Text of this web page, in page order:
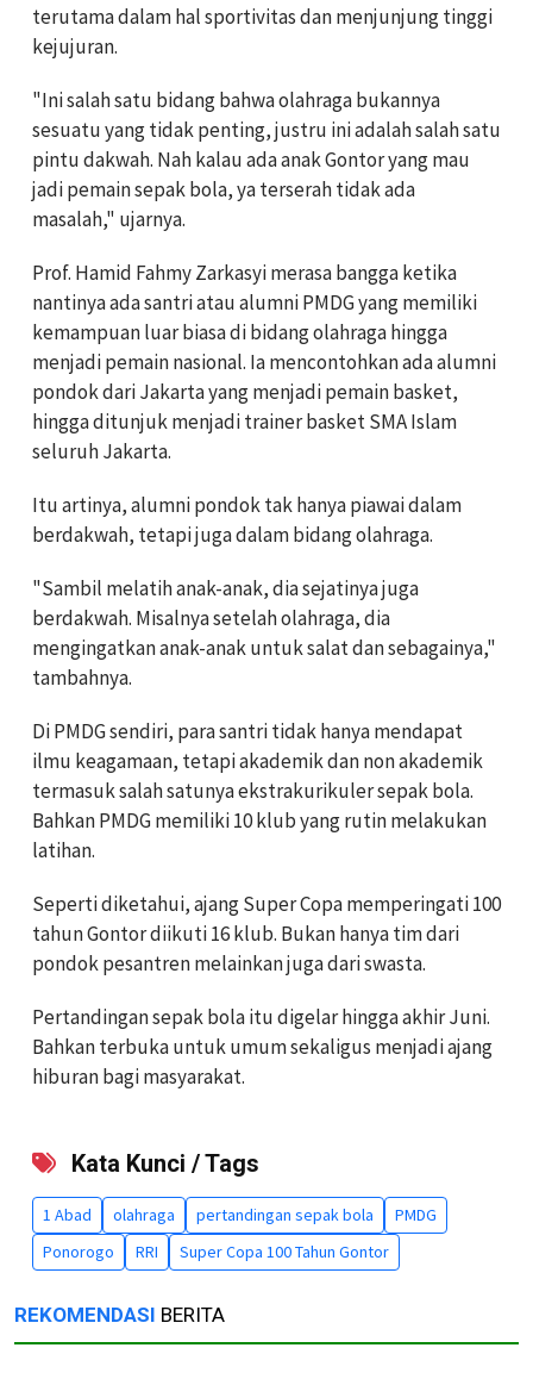
terutama dalam hal sportivitas dan menjunjung tinggi
kejujuran.
"Ini salah satu bidang bahwa olahraga bukannya
sesuatu yang tidak penting, justru ini adalah salah satu
pintu dakwah. Nah kalau ada anak Gontor yang mau
jadi pemain sepak bola, ya terserah tidak ada
masalah," ujarnya.
Prof. Hamid Fahmy Zarkasyi merasa bangga ketika
nantinya ada santri atau alumni PMDG yang memiliki
kemampuan luar biasa di bidang olahraga hingga
menjadi pemain nasional. Ia mencontohkan ada alumni
pondok dari Jakarta yang menjadi pemain basket,
hingga ditunjuk menjadi trainer basket SMA Islam
seluruh Jakarta.
Itu artinya, alumni pondok tak hanya piawai dalam
berdakwah, tetapi juga dalam bidang olahraga.
"Sambil melatih anak-anak, dia sejatinya juga
berdakwah. Misalnya setelah olahraga, dia
mengingatkan anak-anak untuk salat dan sebagainya,"
tambahnya.
Di PMDG sendiri, para santri tidak hanya mendapat
ilmu keagamaan, tetapi akademik dan non akademik
termasuk salah satunya ekstrakurikuler sepak bola.
Bahkan PMDG memiliki 10 klub yang rutin melakukan
latihan.
Seperti diketahui, ajang Super Copa memperingati 100
tahun Gontor diikuti 16 klub. Bukan hanya tim dari
pondok pesantren melainkan juga dari swasta.
Pertandingan sepak bola itu digelar hingga akhir Juni.
Bahkan terbuka untuk umum sekaligus menjadi ajang
hiburan bagi masyarakat.
Kata Kunci / Tags
1 Abad olahraga pertandingan sepak bola
PMDG
Ponorogo
RRI Super Copa 100 Tahun Gontor
REKOMENDASI BERITA